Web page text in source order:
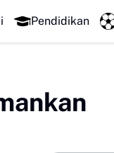
Pendidikan